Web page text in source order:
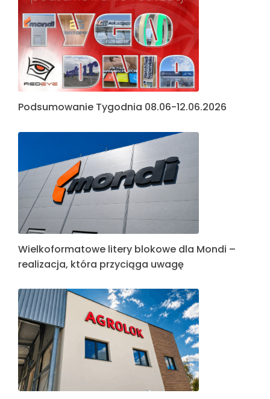
Podsumowanie Tygodnia 08.06-12.06.2026
Wielkoformatowe litery blokowe dla Mondi –
realizacja, która przyciąga uwagę